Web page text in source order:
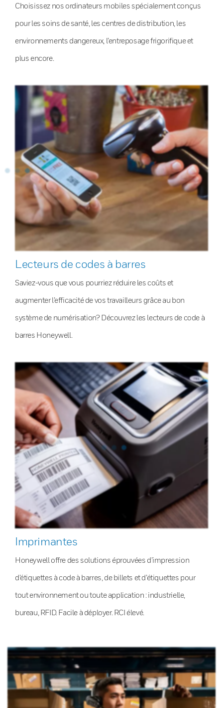
Choisissez nos ordinateurs mobiles spécialement conçus
pour les soins de santé, les centres de distribution, les
environnements dangereux, l’entreposage frigorifique et
plus encore.
Lecteurs de codes à barres
Saviez-vous que vous pourriez réduire les coûts et
augmenter l’efficacité de vos travailleurs grâce au bon
système de numérisation? Découvrez les lecteurs de code à
barres Honeywell.
Imprimantes
Honeywell offre des solutions éprouvées d’impression
d’étiquettes à code à barres, de billets et d’étiquettes pour
tout environnement ou toute application : industrielle,
bureau, RFID. Facile à déployer. RCI élevé.